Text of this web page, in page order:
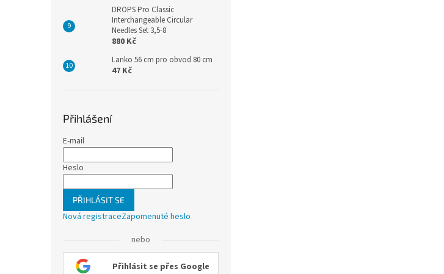
DROPS Pro Classic
Interchangeable Circular
Needles Set 3,5-8
880 Kč
Lanko 56 cm pro obvod 80 cm
47 Kč
Přihlášení
E-mail
Heslo
PŘIHLÁSIT SE
Nová registraceZapomenuté heslo
nebo
Přihlásit se přes Google